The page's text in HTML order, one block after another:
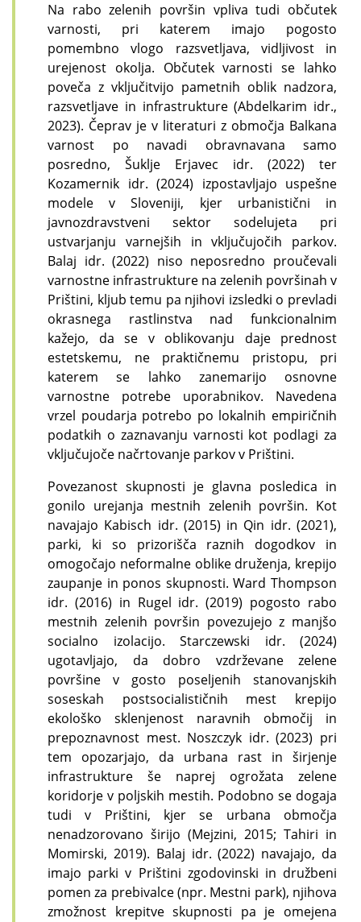
Na rabo zelenih površin vpliva tudi občutek
varnosti, pri katerem imajo pogosto
pomembno vlogo razsvetljava, vidljivost in
urejenost okolja. Občutek varnosti se lahko
poveča z vključitvijo pametnih oblik nadzora,
razsvetljave in infrastrukture (Abdelkarim idr.,
2023). Čeprav je v literaturi z območja Balkana
varnost po navadi obravnavana samo
posredno, Šuklje Erjavec idr. (2022) ter
Kozamernik idr. (2024) izpostavljajo uspešne
modele v Sloveniji, kjer urbanistični in
javnozdravstveni sektor sodelujeta pri
ustvarjanju varnejših in vključujočih parkov.
Balaj idr. (2022) niso neposredno proučevali
varnostne infrastrukture na zelenih površinah v
Prištini, kljub temu pa njihovi izsledki o prevladi
okrasnega rastlinstva nad funkcionalnim
kažejo, da se v oblikovanju daje prednost
estetskemu, ne praktičnemu pristopu, pri
katerem se lahko zanemarijo osnovne
varnostne potrebe uporabnikov. Navedena
vrzel poudarja potrebo po lokalnih empiričnih
podatkih o zaznavanju varnosti kot podlagi za
vključujoče načrtovanje parkov v Prištini.
Povezanost skupnosti je glavna posledica in
gonilo urejanja mestnih zelenih površin. Kot
navajajo Kabisch idr. (2015) in Qin idr. (2021),
parki, ki so prizorišča raznih dogodkov in
omogočajo neformalne oblike druženja, krepijo
zaupanje in ponos skupnosti. Ward Thompson
idr. (2016) in Rugel idr. (2019) pogosto rabo
mestnih zelenih površin povezujejo z manjšo
socialno izolacijo. Starczewski idr. (2024)
ugotavljajo, da dobro vzdrževane zelene
površine v gosto poseljenih stanovanjskih
soseskah postsocialističnih mest krepijo
ekološko sklenjenost naravnih območij in
prepoznavnost mest. Noszczyk idr. (2023) pri
tem opozarjajo, da urbana rast in širjenje
infrastrukture še naprej ogrožata zelene
koridorje v poljskih mestih. Podobno se dogaja
tudi v Prištini, kjer se urbana območja
nenadzorovano širijo (Mejzini, 2015; Tahiri in
Momirski, 2019). Balaj idr. (2022) navajajo, da
imajo parki v Prištini zgodovinski in družbeni
pomen za prebivalce (npr. Mestni park), njihova
zmožnost krepitve skupnosti pa je omejena